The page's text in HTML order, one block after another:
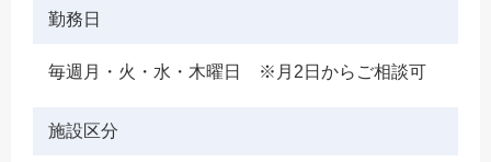
勤務日
毎週月・火・水・木曜日 ※月2日からご相談可
施設区分